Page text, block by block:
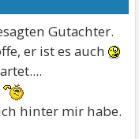
Gutachter.
er ist es auch
hinter mir habe.